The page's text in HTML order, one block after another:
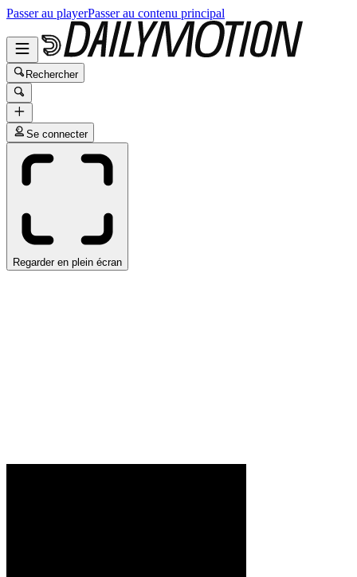
Passer au playerPasser au contenu principal
Rechercher
Se connecter
Regarder en plein écran